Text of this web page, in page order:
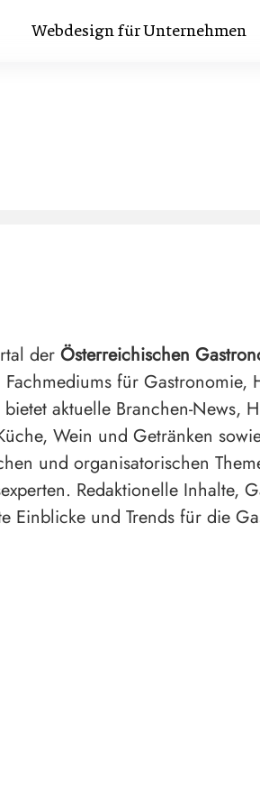
Webdesign für Unternehmen
der Österreichischen
für Gastronomie,
aktuelle Branchen-News,
Wein und Getränken
und organisatorischen
Redaktionelle Inhalte,
Einblicke und Trends für die